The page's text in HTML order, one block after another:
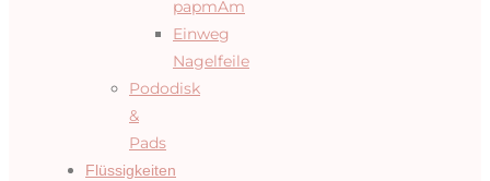
papmAm
Einweg
Nagelfeile
Pododisk
&
Pads
Flüssigkeiten